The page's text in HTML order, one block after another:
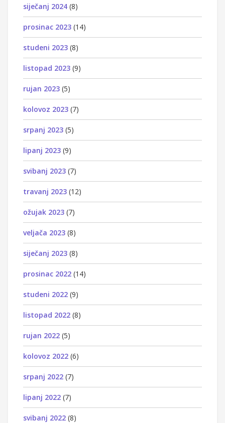
siječanj 2024 (8)
prosinac 2023 (14)
studeni 2023 (8)
listopad 2023 (9)
rujan 2023 (5)
kolovoz 2023 (7)
srpanj 2023 (5)
lipanj 2023 (9)
svibanj 2023 (7)
travanj 2023 (12)
ožujak 2023 (7)
veljača 2023 (8)
siječanj 2023 (8)
prosinac 2022 (14)
studeni 2022 (9)
listopad 2022 (8)
rujan 2022 (5)
kolovoz 2022 (6)
srpanj 2022 (7)
lipanj 2022 (7)
svibanj 2022 (8)